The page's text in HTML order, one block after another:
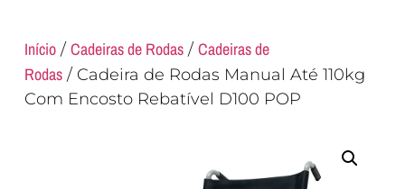
Início/ Cadeiras de Rodas/ Cadeiras de
Rodas/ Cadeira de Rodas Manual Até 110kg
Com Encosto Rebatível D100 POP